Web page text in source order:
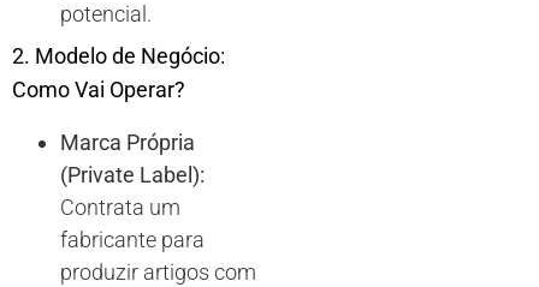
potencial.
2. Modelo de Negócio:
Como Vai Operar?
Marca Própria
(Private Label):
Contrata um
fabricante para
produzir artigos com